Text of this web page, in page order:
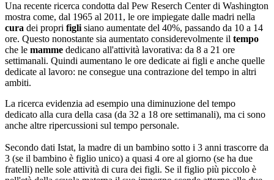
Una recente ricerca condotta dal Pew Reserch Center di Washington
mostra come, dal 1965 al 2011, le ore impiegate dalle madri nella
cura dei propri figli siano aumentate del 40%, passando da 10 a 14
ore. Questo nonostante sia aumentato considerevolmente il tempo
che le mamme dedicano all'attività lavorativa: da 8 a 21 ore
settimanali. Quindi aumentano le ore dedicate ai figli e anche quelle
dedicate al lavoro: ne consegue una contrazione del tempo in altri
ambiti.
La ricerca evidenzia ad esempio una diminuzione del tempo
dedicato alla cura della casa (da 32 a 18 ore settimanali), ma ci sono
anche altre ripercussioni sul tempo personale.
Secondo dati Istat, la madre di un bambino sotto i 3 anni trascorre da
3 (se il bambino è figlio unico) a quasi 4 ore al giorno (se ha due
fratelli) nelle sole attività di cura dei figli. Se il figlio più piccolo è